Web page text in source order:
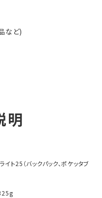
など)
明
25（バックパック、ポケッタブ